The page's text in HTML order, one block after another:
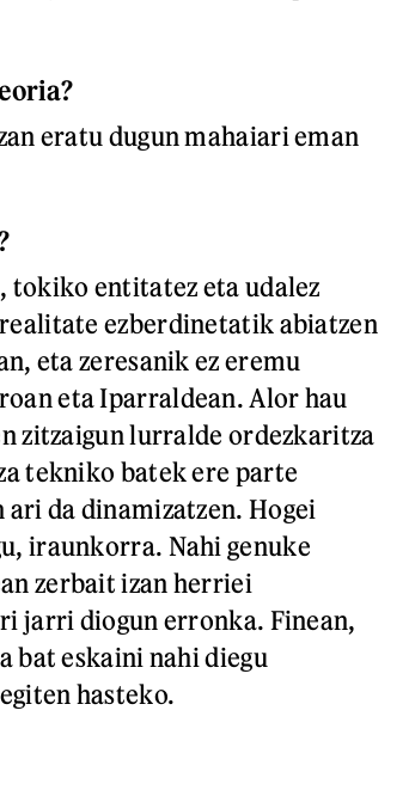
eratu dugun mahaiari eman
tokiko entitatez eta udalez
ezberdinetatik abiatzen
eta zeresanik ez eremu
eta Iparraldean. Alor hau
zitzaigun lurralde ordezkaritza
tekniko batek ere parte
ari da dinamizatzen. Hogei
iraunkorra. Nahi genuke
zerbait izan herriei
jarri diogun erronka. Finean,
bat eskaini nahi diegu
hasteko.